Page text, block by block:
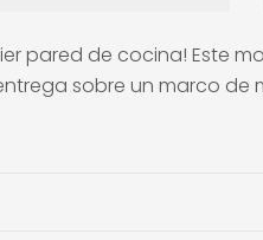
pared de cocina! Este
sobre un marco de